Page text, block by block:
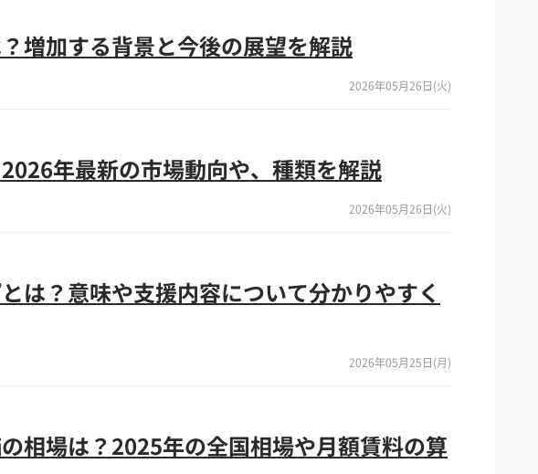
増加する背景と今後の展望を解説
2026年05月26日(火)
年最新の市場動向や、種類を解説
2026年05月26日(火)
は？意味や支援内容について分かりやすく
2026年05月25日(月)
相場は？2025年の全国相場や月額賃料の算